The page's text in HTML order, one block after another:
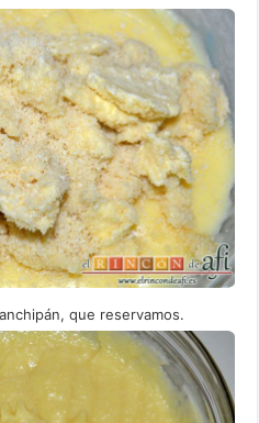
que reservamos.